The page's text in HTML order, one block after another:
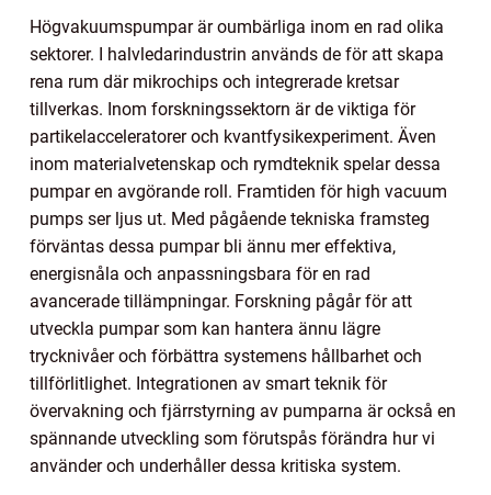
Högvakuumspumpar är oumbärliga inom en rad olika
sektorer. I halvledarindustrin används de för att skapa
rena rum där mikrochips och integrerade kretsar
tillverkas. Inom forskningssektorn är de viktiga för
partikelacceleratorer och kvantfysikexperiment. Även
inom materialvetenskap och rymdteknik spelar dessa
pumpar en avgörande roll. Framtiden för high vacuum
pumps ser ljus ut. Med pågående tekniska framsteg
förväntas dessa pumpar bli ännu mer effektiva,
energisnåla och anpassningsbara för en rad
avancerade tillämpningar. Forskning pågår för att
utveckla pumpar som kan hantera ännu lägre
trycknivåer och förbättra systemens hållbarhet och
tillförlitlighet. Integrationen av smart teknik för
övervakning och fjärrstyrning av pumparna är också en
spännande utveckling som förutspås förändra hur vi
använder och underhåller dessa kritiska system.